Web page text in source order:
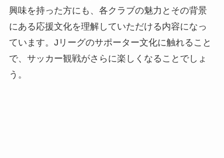
興味を持った方にも、各クラブの魅力とその背景
にある応援文化を理解していただける内容になっ
ています。Jリーグのサポーター文化に触れること
で、サッカー観戦がさらに楽しくなることでしょ
う。